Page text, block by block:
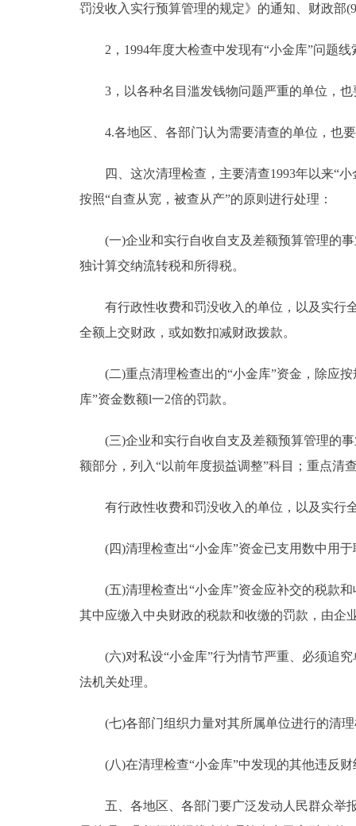
罚没收入实行预算管理的规定》的通知、财政部
2，1994年度大检查中发现有“小金库”问题线
3，以各种名目滥发钱物问题严重的单位，也
4.各地区、各部门认为需要清查的单位，也要
四、这次清理检查，主要清查1993年以来“小
按照“自查从宽，被查从产”的原则进行处理：
(一)企业和实行自收自支及差额预算管理的事
独计算交纳流转税和所得税。
有行政性收费和罚没收入的单位，以及实行全
全额上交财政，或如数扣减财政拨款。
(二)重点清理检查出的“小金库”资金，除应按
库”资金数额l一2倍的罚款。
(三)企业和实行自收自支及差额预算管理的事
额部分，列入“以前年度损益调整”科目；重点清
有行政性收费和罚没收入的单位，以及实行全
(四)清理检查出“小金库”资金已支用数中用于
(五)清理检查出“小金库”资金应补交的税款和
其中应缴入中央财政的税款和收缴的罚款，由企
(六)对私设“小金库”行为情节严重、必须追究
法机关处理。
(七)各部门组织力量对其所属单位进行的清理
(八)在清理检查“小金库”中发现的其他违反财
五、各地区、各部门要广泛发动人民群众举报